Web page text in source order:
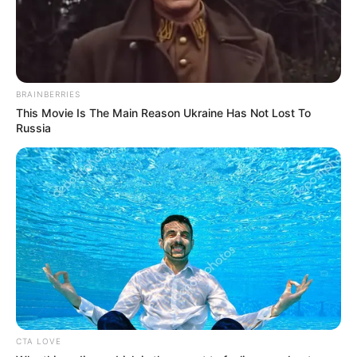
Di tahun yang sama ia juga mengembangkan video gamer
bernama Tag with Ryan. Serta disusul dengan serial TV berjudul
Ryan’s Mystery Playdate
yang tayang pada 2019 selaman 20
episode.
BRAINBERRIES
This Movie Is The Main Reason Ukraine Has Not Lost To
Russia
CTA LOVE